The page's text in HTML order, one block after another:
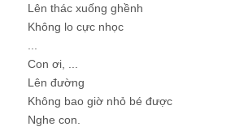
Lên thác xuống ghềnh
Không lo cực nhọc
Con ơi, ...
Lên đường
Không bao giờ nhỏ bé được
Nghe con.